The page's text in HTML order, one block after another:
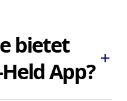
bietet
App? add